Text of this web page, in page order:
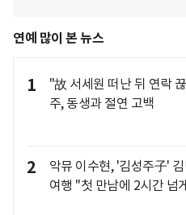
연예 많이 본 뉴스
1
"故 서세원 떠난 뒤 연락
주, 동생과 절연 고백
2
악뮤 이수현, '김성주子'
여행 "첫 만남에 2시간 넘